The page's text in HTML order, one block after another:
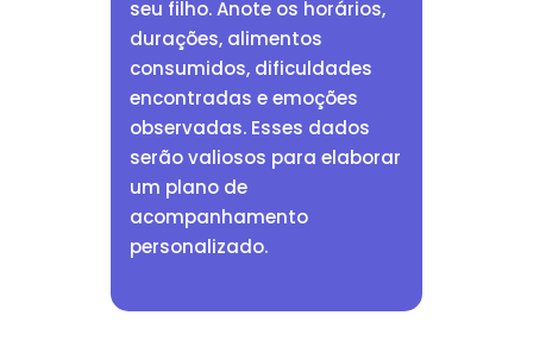
seu filho. Anote os horários,
durações, alimentos
consumidos, dificuldades
encontradas e emoções
observadas. Esses dados
serão valiosos para elaborar
um plano de
acompanhamento
personalizado.